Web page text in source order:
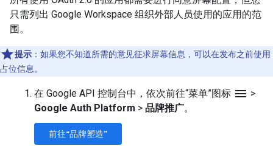
只需列出 Google Workspace 组织外部人员使用的应用的范
围。
提示 ：如果您不知道所需的意见征求屏幕信息，可以在发布之前使用
占位信息。
在 Google API 控制台中，依次前往“菜单”图标 menu >
Google Auth Platform > 品牌推广。
前往“品牌塑造”